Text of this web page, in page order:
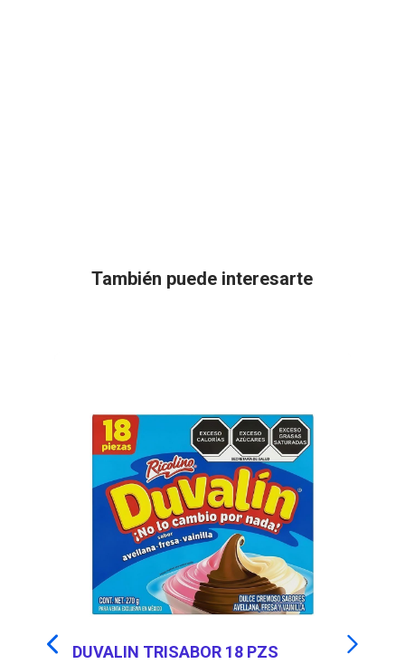
También puede interesarte
DUVALIN TRISABOR 18 PZS